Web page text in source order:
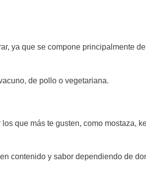
ya que se compone principalmente
de pollo o vegetariana.
que más te gusten, como mostaza,
contenido y sabor dependiendo de